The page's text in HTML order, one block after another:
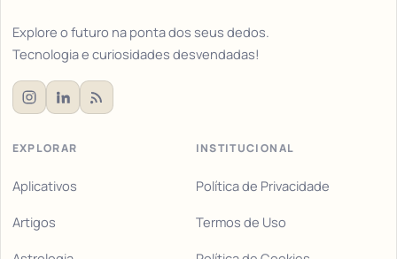
Explore o futuro na ponta dos seus dedos.
Tecnologia e curiosidades desvendadas!
EXPLORAR
Aplicativos
Artigos
INSTITUCIONAL
Política de Privacidade
Termos de Uso